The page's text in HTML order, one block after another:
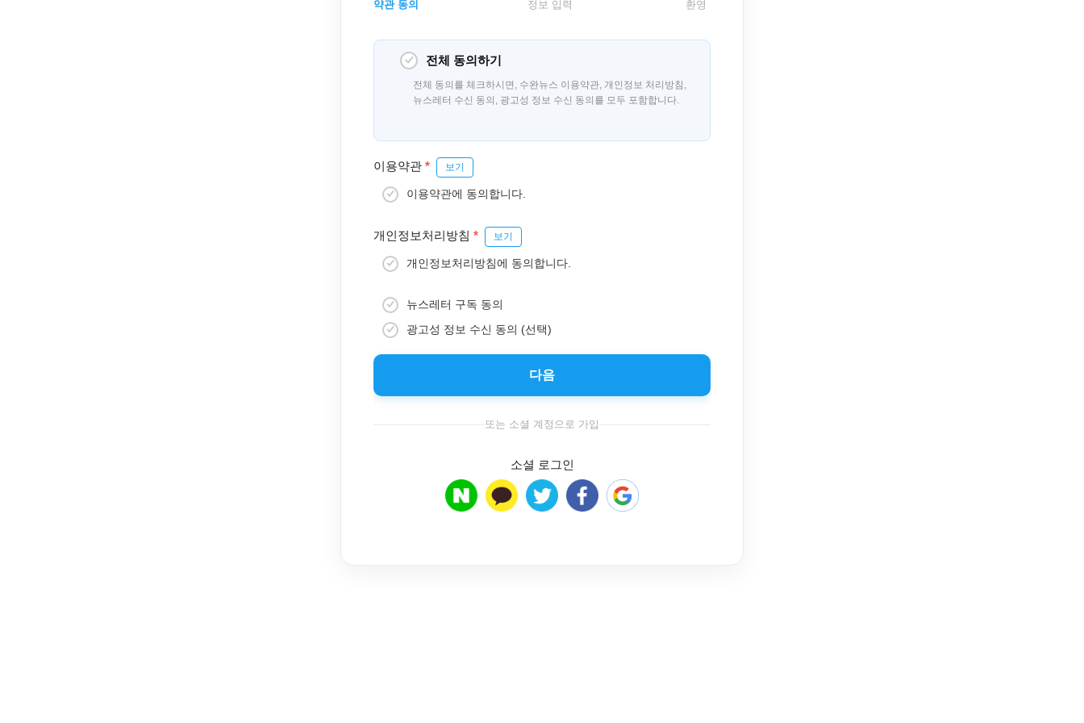
약관 동의 정보 입력 환영
전체 동의하기
전체 동의를 체크하시면, 수완뉴스 이용약관, 개인정보 처리방침,
뉴스레터 수신 동의, 광고성 정보 수신 동의를 모두 포함합니다.
이용약관 * 보기
이용약관에 동의합니다.
개인정보처리방침 * 보기
개인정보처리방침에 동의합니다.
뉴스레터 구독 동의
광고성 정보 수신 동의 (선택)
다음
또는 소셜 계정으로 가입
소셜 로그인